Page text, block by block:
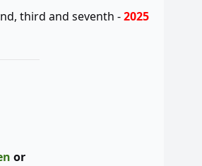
third and seventh -2025
or